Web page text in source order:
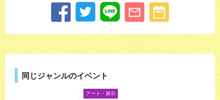
同じジャンルのイベント
アート・展示